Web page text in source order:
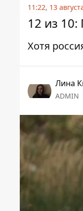
11:22, 13
12 из
Хотя
Лина
ADMIN